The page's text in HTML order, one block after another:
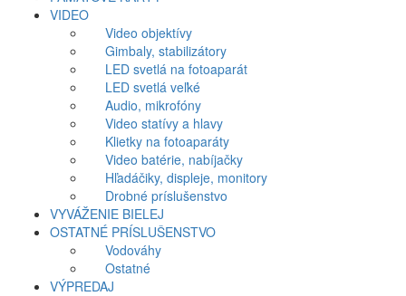
VIDEO
Video objektívy
Gimbaly, stabilizátory
LED svetlá na fotoaparát
LED svetlá veľké
Audio, mikrofóny
Video statívy a hlavy
Klietky na fotoaparáty
Video batérie, nabíjačky
Hľadáčiky, displeje, monitory
Drobné príslušenstvo
VYVÁŽENIE BIELEJ
OSTATNÉ PRÍSLUŠENSTVO
Vodováhy
Ostatné
VÝPREDAJ